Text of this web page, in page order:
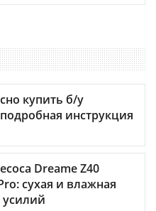
купить б/у
инструкция
Dreame Z40
сухая и влажная
усилий